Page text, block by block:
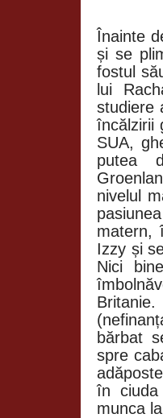
Înainte
și se
fostul
lui
studiere
încălzirii
SUA,
putea
nivelul
matern,
Izzy și
Nici
bărbat
spre
în ciuda
munca